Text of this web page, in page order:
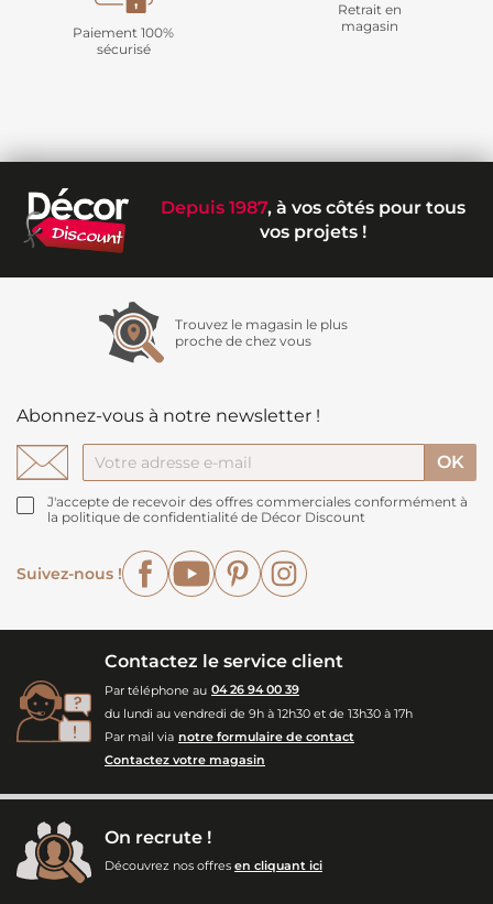
Paiement 100%
sécurisé
Retrait en
magasin
Depuis 1987, à vos côtés pour tous
vos projets !
Trouvez le magasin le plus
proche de chez vous
Abonnez-vous à notre newsletter !
J'accepte de recevoir des offres commerciales conformément à
la politique de confidentialité de Décor Discount
Suivez-nous !
FacebookYouTubePinterest
Contactez le service client
Par téléphone au 04 26 94 00 39
du lundi au vendredi de 9h à 12h30 et de 13h30 à 17h
Par mail via notre formulaire de contact
Contactez votre magasin
On recrute !
Découvrez nos offres en cliquant ici